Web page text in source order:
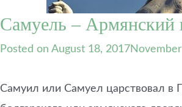
Самуель – Армянский
Posted on August 18, 2017
Самуил или Самуел царствовал в